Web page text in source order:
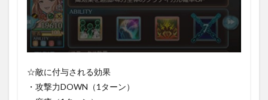
☆敵に付与される効果
・攻撃力DOWN（1ターン）